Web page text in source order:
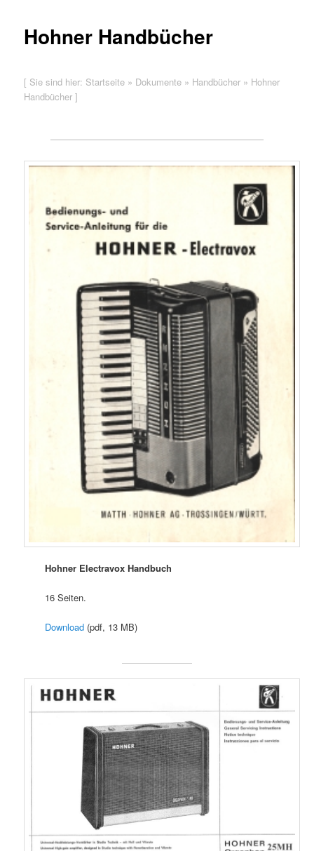
Hohner Handbücher
[ Sie sind hier: Startseite » Dokumente » Handbücher » Hohner
Handbücher ]
Hohner Electravox Handbuch
16 Seiten.
Download (pdf, 13 MB)